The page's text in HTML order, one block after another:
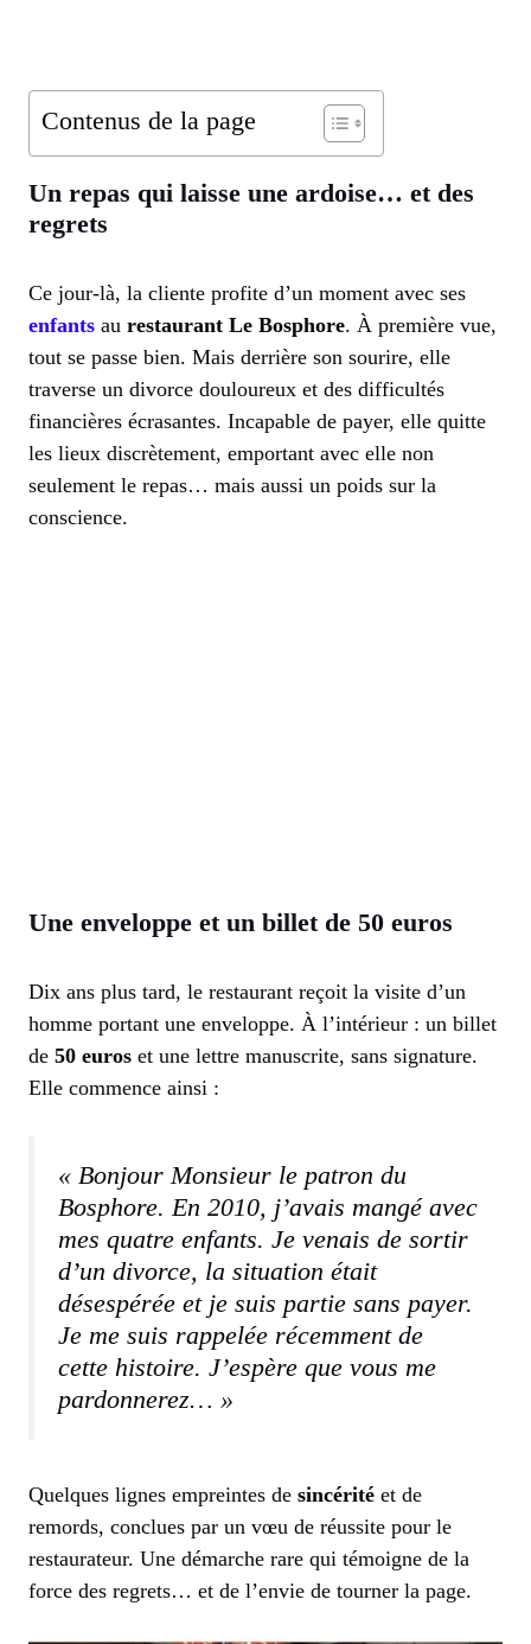
Contenus de la page
Un repas qui laisse une ardoise… et des
regrets
Ce jour-là, la cliente profite d’un moment avec ses
enfants au restaurant Le Bosphore. À première vue,
tout se passe bien. Mais derrière son sourire, elle
traverse un divorce douloureux et des difficultés
financières écrasantes. Incapable de payer, elle quitte
les lieux discrètement, emportant avec elle non
seulement le repas… mais aussi un poids sur la
conscience.
Une enveloppe et un billet de 50 euros
Dix ans plus tard, le restaurant reçoit la visite d’un
homme portant une enveloppe. À l’intérieur : un billet
de 50 euros et une lettre manuscrite, sans signature.
Elle commence ainsi :
« Bonjour Monsieur le patron du
Bosphore. En 2010, j’avais mangé avec
mes quatre enfants. Je venais de sortir
d’un divorce, la situation était
désespérée et je suis partie sans payer.
Je me suis rappelée récemment de
cette histoire. J’espère que vous me
pardonnerez… »
Quelques lignes empreintes de sincérité et de
remords, conclues par un vœu de réussite pour le
restaurateur. Une démarche rare qui témoigne de la
force des regrets… et de l’envie de tourner la page.